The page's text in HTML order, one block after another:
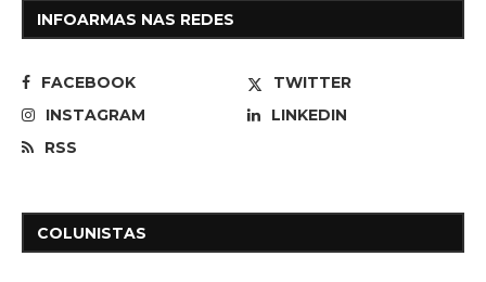
INFOARMAS NAS REDES
FACEBOOK
TWITTER
INSTAGRAM
LINKEDIN
RSS
COLUNISTAS